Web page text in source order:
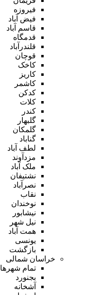
فیروزه
فیض آباد
قاسم آباد
قدمگاه
قلندرآباد
قوچان
کاخک
کاریز
کاشمر
کدکن
کلات
کندر
گلبهار
گلمکان
گناباد
لطف آباد
مزدآوند
ملک آباد
نشتیفان
نصرآباد
نقاب
نوخندان
نیشابور
نیل شهر
همت آباد
یونسی
بازگشت
خراسان شمالی
تمام شهر‌ها
بجنورد
آشخانه